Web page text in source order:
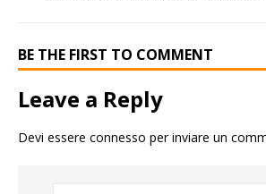
BE THE FIRST TO COMMENT
Leave a Reply
Devi essere connesso per inviare un